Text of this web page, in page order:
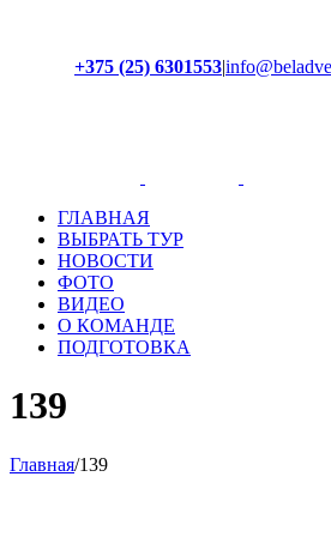
+375 (25) 6301553|
ГЛАВНАЯ
ВЫБРАТЬ ТУР
НОВОСТИ
ФОТО
ВИДЕО
О КОМАНДЕ
ПОДГОТОВКА
139
Главная/139